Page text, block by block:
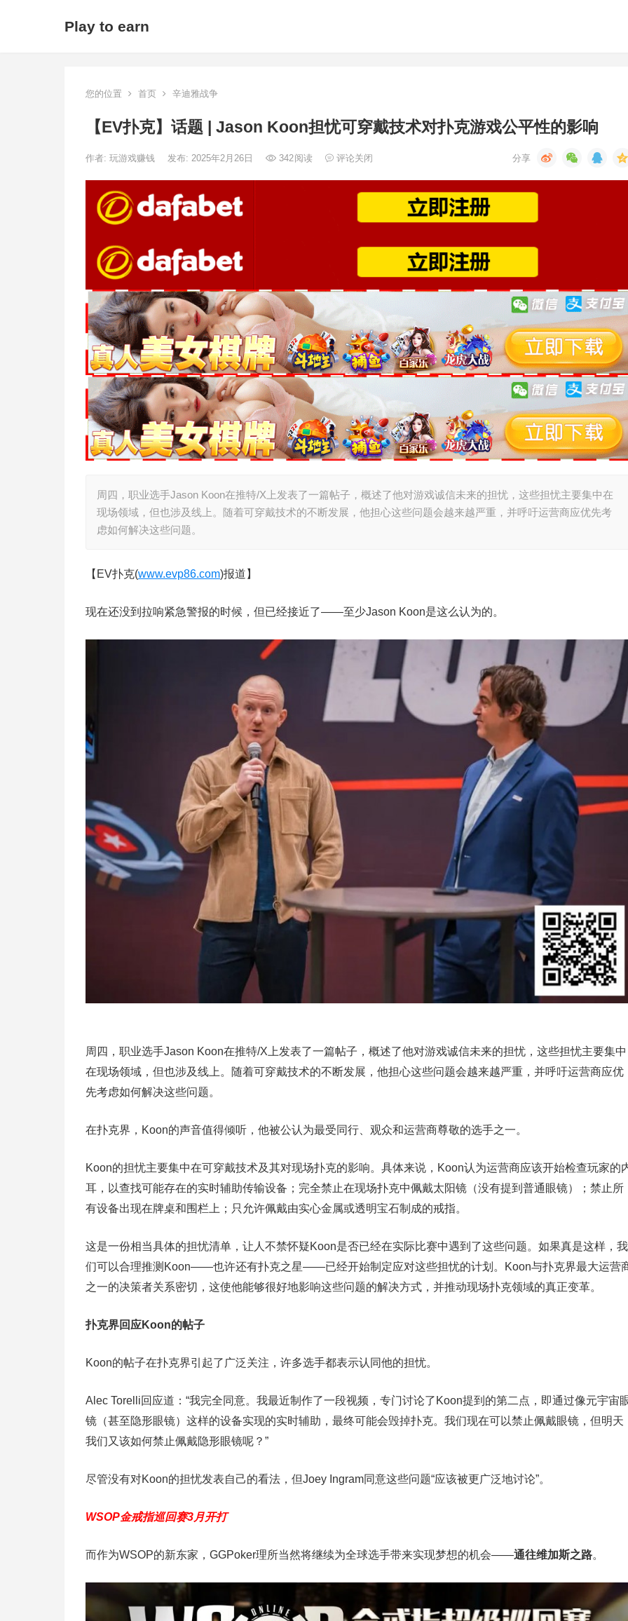
Play to earn
您的位置 首页 辛迪雅战争
【EV扑克】话题 | Jason Koon担忧可穿戴技术对扑克游戏公平性的影响
作者: 玩游戏赚钱 发布: 2025年2月26日 342阅读 评论关闭
周四，职业选手Jason Koon在推特/X上发表了一篇帖子，概述了他对游戏诚信未来的担忧，这些担忧主要集中在
现场领域，但也涉及线上。随着可穿戴技术的不断发展，他担心这些问题会越来越严重，并呼吁运营商应优先考
虑如何解决这些问题。
【EV扑克(www.evp86.com)报道】
现在还没到拉响紧急警报的时候，但已经接近了——至少Jason Koon是这么认为的。
周四，职业选手Jason Koon在推特/X上发表了一篇帖子，概述了他对游戏诚信未来的担忧，这些担忧主要集中
在现场领域，但也涉及线上。随着可穿戴技术的不断发展，他担心这些问题会越来越严重，并呼吁运营商应优
先考虑如何解决这些问题。
在扑克界，Koon的声音值得倾听，他被公认为最受同行、观众和运营商尊敬的选手之一。
Koon的担忧主要集中在可穿戴技术及其对现场扑克的影响。具体来说，Koon认为运营商应该开始检查玩家的
耳，以查找可能存在的实时辅助传输设备；完全禁止在现场扑克中佩戴太阳镜（没有提到普通眼镜）；禁止所
有设备出现在牌桌和围栏上；只允许佩戴由实心金属或透明宝石制成的戒指。
这是一份相当具体的担忧清单，让人不禁怀疑Koon是否已经在实际比赛中遇到了这些问题。如果真是这样，我
们可以合理推测Koon——也许还有扑克之星——已经开始制定应对这些担忧的计划。Koon与扑克界最大运营
之一的决策者关系密切，这使他能够很好地影响这些问题的解决方式，并推动现场扑克领域的真正变革。
扑克界回应Koon的帖子
Koon的帖子在扑克界引起了广泛关注，许多选手都表示认同他的担忧。
Alec Torelli回应道：“我完全同意。我最近制作了一段视频，专门讨论了Koon提到的第二点，即通过像元宇宙
镜（甚至隐形眼镜）这样的设备实现的实时辅助，最终可能会毁掉扑克。我们现在可以禁止佩戴眼镜，但明天
我们又该如何禁止佩戴隐形眼镜呢？”
尽管没有对Koon的担忧发表自己的看法，但Joey Ingram同意这些问题“应该被更广泛地讨论”。
WSOP金戒指巡回赛3月开打
而作为WSOP的新东家，GGPoker理所当然将继续为全球选手带来实现梦想的机会——通往维加斯之路。